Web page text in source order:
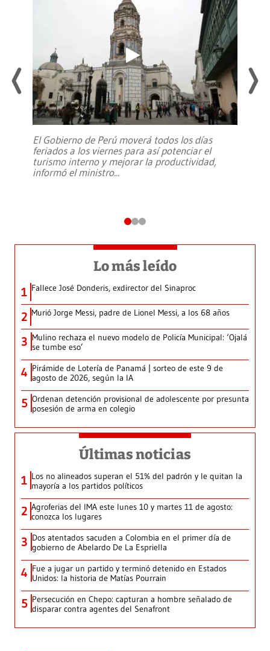
El Gobierno de Perú moverá todos los días
feriados a los viernes para así potenciar el
turismo interno y mejorar la productividad,
informó el ministro...
Lo más leído
1 Fallece José Donderis, exdirector del Sinaproc
2 Murió Jorge Messi, padre de Lionel Messi, a los 68 años
3 Mulino rechaza el nuevo modelo de Policía Municipal: ‘Ojalá
se tumbe eso’
4 Pirámide de Lotería de Panamá | sorteo de este 9 de
agosto de 2026, según la IA
5 Ordenan detención provisional de adolescente por presunta
posesión de arma en colegio
Últimas noticias
1 Los no alineados superan el 51% del padrón y le quitan la
mayoría a los partidos políticos
2 Agroferias del IMA este lunes 10 y martes 11 de agosto:
conozca los lugares
3 Dos atentados sacuden a Colombia en el primer día de
gobierno de Abelardo De La Espriella
4 Fue a jugar un partido y terminó detenido en Estados
Unidos: la historia de Matías Pourrain
5 Persecución en Chepo: capturan a hombre señalado de
disparar contra agentes del Senafront